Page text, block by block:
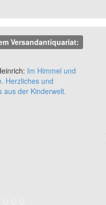
Versandantiquariat:
Im Himmel und
Herzliches und
aus der Kinderwelt.